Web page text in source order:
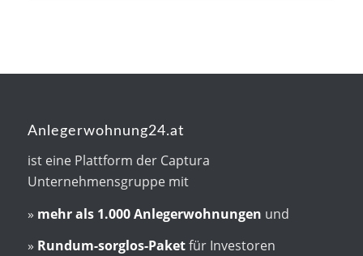
Anlegerwohnung24.at
ist eine Plattform der Captura
Unternehmensgruppe mit
» mehr als 1.000 Anlegerwohnungen und
» Rundum-sorglos-Paketfür Investoren